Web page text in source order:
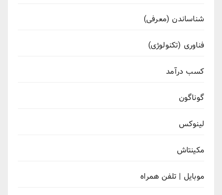
شناساندن (معرفی)
فناوری (تکنولوژی)
کسب درآمد
گوناگون
لینوکس
مکینتاش
موبایل | تلفن همراه